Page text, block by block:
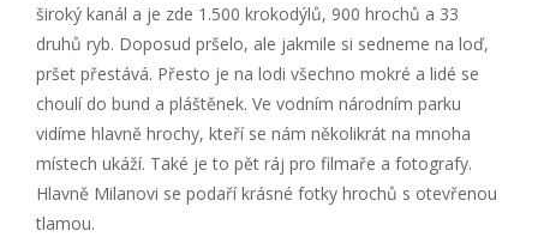
široký kanál a je zde 1.500 krokodýlů, 900 hrochů a 33
druhů ryb. Doposud pršelo, ale jakmile si sedneme na loď,
pršet přestává. Přesto je na lodi všechno mokré a lidé se
choulí do bund a pláštěnek. Ve vodním národním parku
vidíme hlavně hrochy, kteří se nám několikrát na mnoha
místech ukáží. Také je to pět ráj pro filmaře a fotografy.
Hlavně Milanovi se podaří krásné fotky hrochů s otevřenou
tlamou.